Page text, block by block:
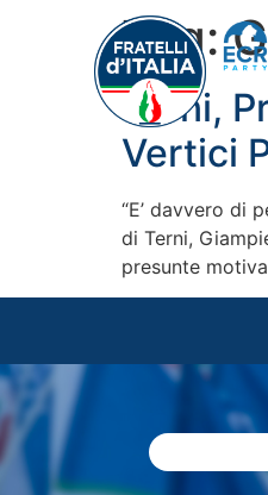
Tag:
Terni,
Vertici
“E’ davvero di
di Terni,
presunte